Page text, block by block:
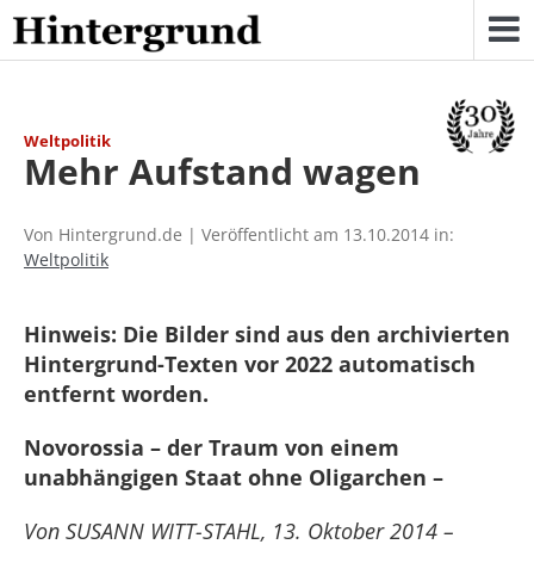
Skip
to
content
Weltpolitik
Mehr Aufstand wagen
Von Hintergrund.de | Veröffentlicht am 13.10.2014 in:
Weltpolitik
Hinweis: Die Bilder sind aus den archivierten
Hintergrund-Texten vor 2022 automatisch
entfernt worden.
Novorossia – der Traum von einem
unabhängigen Staat ohne Oligarchen –
Von SUSANN WITT-STAHL, 13. Oktober 2014 –